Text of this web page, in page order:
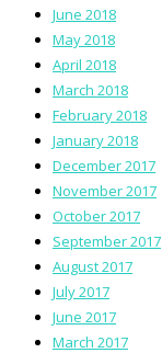
June 2018
May 2018
April 2018
March 2018
February 2018
January 2018
December 2017
November 2017
October 2017
September 2017
August 2017
July 2017
June 2017
March 2017